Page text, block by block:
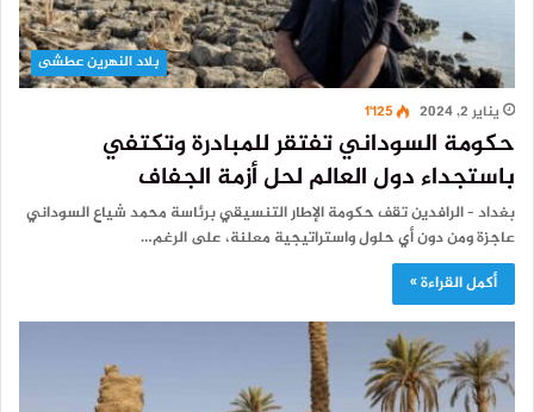
بلاد النهرين عطشى
يناير 2, 2024
1٬125
حكومة السوداني تفتقر للمبادرة وتكتفي
باستجداء دول العالم لحل أزمة الجفاف
بغداد – الرافدين تقف حكومة الإطار التنسيقي برئاسة محمد شياع السوداني
عاجزة ومن دون أي حلول واستراتيجية معلنة، على الرغم…
أكمل القراءة »